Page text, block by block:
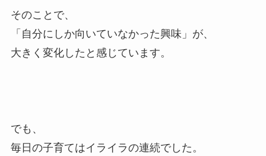
そのことで、
「自分にしか向いていなかった興味」が、
大きく変化したと感じています。
でも、
毎日の子育てはイライラの連続でした。